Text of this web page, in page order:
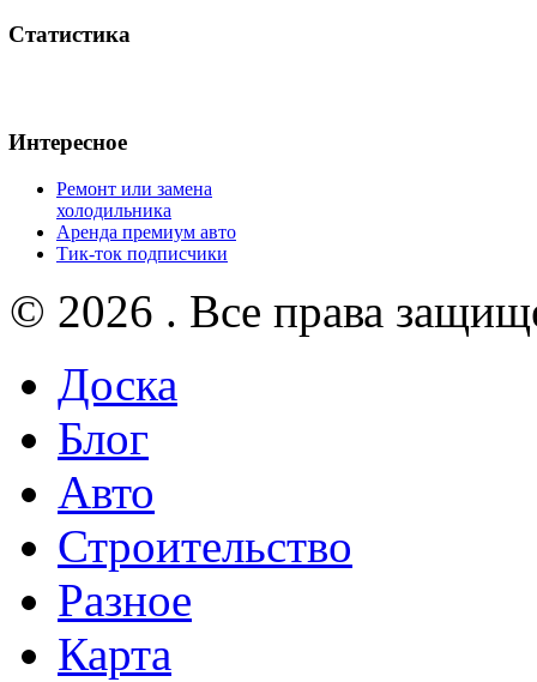
Статистика
Интересное
Ремонт или замена
холодильника
Аренда премиум авто
Тик-ток подписчики
© 2026 . Все права
Доска
Блог
Авто
Строительство
Разное
Карта